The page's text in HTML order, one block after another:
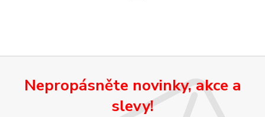
Nepropásněte novinky, akce a
slevy!